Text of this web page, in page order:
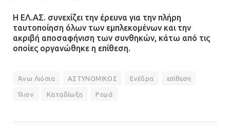
Η ΕΛ.ΑΣ. συνεχίζει την έρευνα για την πλήρη
ταυτοποίηση όλων των εμπλεκομένων και την
ακριβή αποσαφήνιση των συνθηκών, κάτω από τις
οποίες οργανώθηκε η επίθεση.
Άνω Λιόσια ΑΣΤΥΝΟΜΙΚΟΣ Ενέδρα επίθεση
Ίλιον Καταδίωξη Ρομά